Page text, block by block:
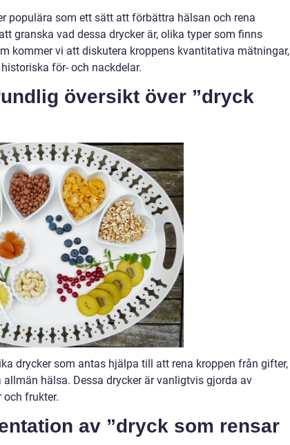
populära som ett sätt att förbättra hälsan och rena
granska vad dessa drycker är, olika typer som finns
kommer vi att diskutera kroppens kvantitativa mätningar,
för- och nackdelar.
översikt över ”dryck
drycker som antas hjälpa till att rena kroppen från gifter,
hälsa. Dessa drycker är vanligtvis gjorda av
och frukter.
av ”dryck som rensar